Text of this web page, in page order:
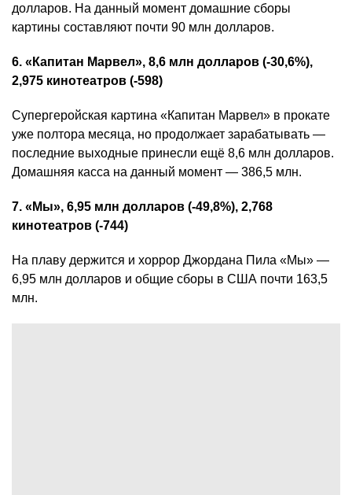
долларов. На данный момент домашние сборы
картины составляют почти 90 млн долларов.
6. «Капитан Марвел», 8,6 млн долларов (-30,6%),
2,975 кинотеатров (-598)
Супергеройская картина «Капитан Марвел» в прокате
уже полтора месяца, но продолжает зарабатывать —
последние выходные принесли ещё 8,6 млн долларов.
Домашняя касса на данный момент — 386,5 млн.
7. «Мы», 6,95 млн долларов (-49,8%), 2,768
кинотеатров (-744)
На плаву держится и хоррор Джордана Пила «Мы» —
6,95 млн долларов и общие сборы в США почти 163,5
млн.